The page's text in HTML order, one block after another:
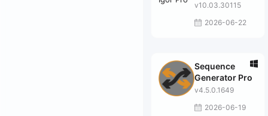
v10.03.30115
2026-06-22
Sequence
Generator Pro
v4.5.0.1649
2026-06-19